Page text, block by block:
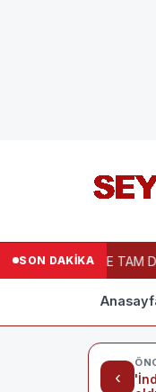
SON DAKİKA
EĞİTİME TAM
‹